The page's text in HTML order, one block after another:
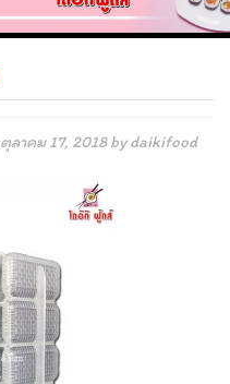
ตุลาคม 17, 2018bydaikifood